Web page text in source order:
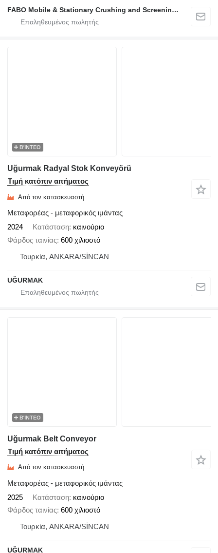
FABO Mobile & Stationary Crushing and Screening Plants | Concrete Batching Plants Manufacturer
ΒΊΝΤΕΟ
Uğurmak Radyal Stok Konveyörü
Τιμή κατόπιν αιτήματος
Από τον κατασκευαστή
Μεταφορέας - μεταφορικός ιμάντας
2024
Κατάσταση καινούριο
Φάρδος ταινίας 600 χιλιοστό
Τουρκία, ANKARA/SİNCAN
UĞURMAK
ΒΊΝΤΕΟ
Uğurmak Belt Conveyor
Τιμή κατόπιν αιτήματος
Από τον κατασκευαστή
Μεταφορέας - μεταφορικός ιμάντας
2025
Κατάσταση καινούριο
Φάρδος ταινίας 600 χιλιοστό
Τουρκία, ANKARA/SİNCAN
UĞURMAK